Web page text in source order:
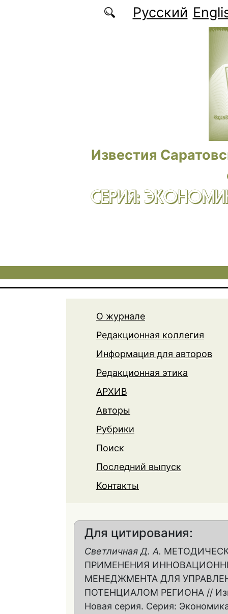
Перейти к основному содержаниюРусский
Известия
СЕРИЯ:
О журнале
Редакционная коллегия
Информация для авторов
Редакционная этика
АРХИВ
Авторы
Рубрики
Поиск
Последний выпуск
Контакты
Для цитирования:
Светличная Д. А.
ПРИМЕНЕНИЯ
МЕНЕДЖМЕНТА ДЛЯ
ПОТЕНЦИАЛОМ РЕГИОНА //
Новая серия. Серия: